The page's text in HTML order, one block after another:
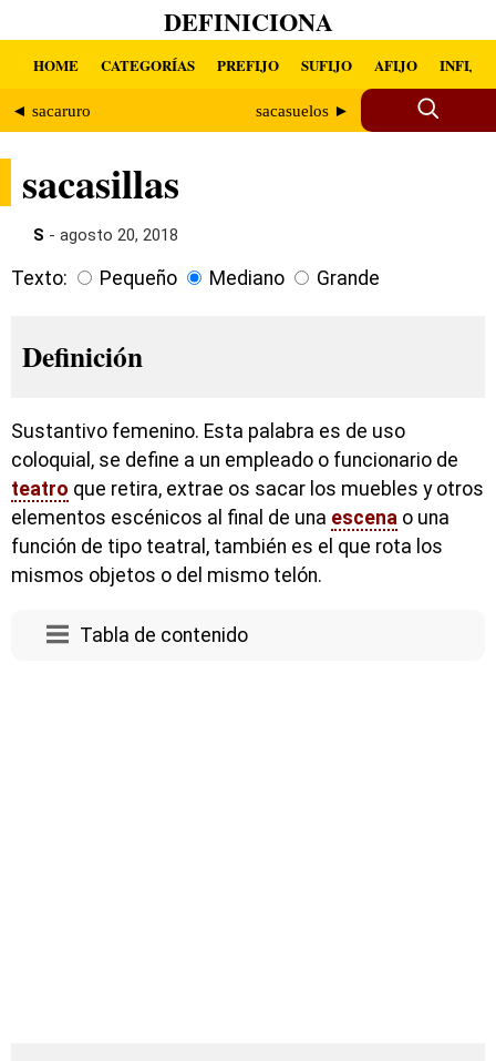
DEFINICIONA
HOME CATEGORÍAS PREFIJO SUFIJO AFIJO INFIJO
◄ sacaruro sacasuelos ►
sacasillas
S - agosto 20, 2018
Texto: Pequeño Mediano Grande
Definición
Sustantivo femenino. Esta palabra es de uso
coloquial, se define a un empleado o funcionario de
teatro que retira, extrae os sacar los muebles y otros
elementos escénicos al final de una escena o una
función de tipo teatral, también es el que rota los
mismos objetos o del mismo telón.
Tabla de contenido